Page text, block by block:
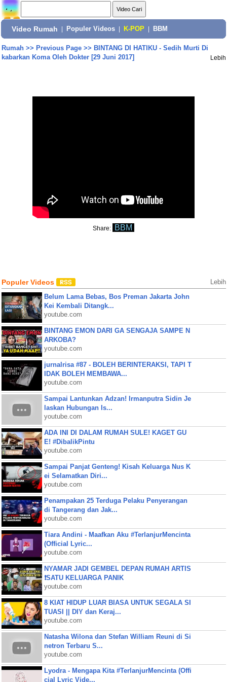
Video Rumah Populer Videos K-POP BBM
Rumah>> Previous Page>> BINTANG DI HATIKU - Sedih Murti Di
kabarkan Koma Oleh Dokter [29 Juni 2017]
Lebih
Share: BBM
Populer Videos Lebih
Belum Lama Bebas, Bos Preman Jakarta John
Kei Kembali Ditangk...
youtube.com
BINTANG EMON DARI GA SENGAJA SAMPE N
ARKOBA?
youtube.com
jurnalrisa #87 - BOLEH BERINTERAKSI, TAPI T
IDAK BOLEH MEMBAWA...
youtube.com
Sampai Lantunkan Adzan! Irmanputra Sidin Je
laskan Hubungan Is...
youtube.com
ADA INI DI DALAM RUMAH SULE! KAGET GU
E! #DibalikPintu
youtube.com
Sampai Panjat Genteng! Kisah Keluarga Nus K
ei Selamatkan Diri...
youtube.com
Penampakan 25 Terduga Pelaku Penyerangan
di Tangerang dan Jak...
youtube.com
Tiara Andini - Maafkan Aku #TerlanjurMencinta
(Official Lyric...
youtube.com
NYAMAR JADI GEMBEL DEPAN RUMAH ARTIS
❗SATU KELUARGA PANIK
youtube.com
8 KIAT HIDUP LUAR BIASA UNTUK SEGALA SI
TUASI || DIY dan Keraj...
youtube.com
Natasha Wilona dan Stefan William Reuni di Si
netron Terbaru S...
youtube.com
Lyodra - Mengapa Kita #TerlanjurMencinta (Offi
cial Lyric Vide...